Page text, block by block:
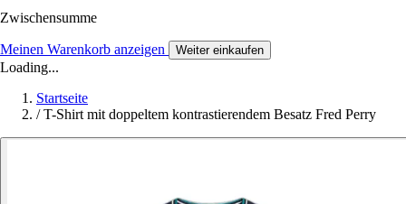
Zwischensumme
Meinen Warenkorb anzeigen Weiter einkaufen
Loading...
Startseite
/ T-Shirt mit doppeltem kontrastierendem Besatz Fred Perry